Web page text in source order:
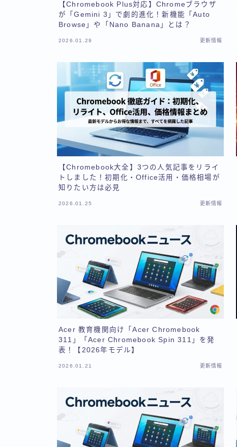
【Chromebook Plus対応】Chromeブラウザ
が「Gemini 3」で劇的進化！新機能「Auto
Browse」や「Nano Banana」とは？
2026.01.29 更新情報
【Chromebook大全】3つの人気記事をリライ
トしました！初期化・Office活用・価格相場が
知りたい方は必見
2026.01.25 更新情報
Acer 教育機関向け「Acer Chromebook
311」「Acer Chromebook Spin 311」を発
表！【2026年モデル】
2026.01.21 更新情報